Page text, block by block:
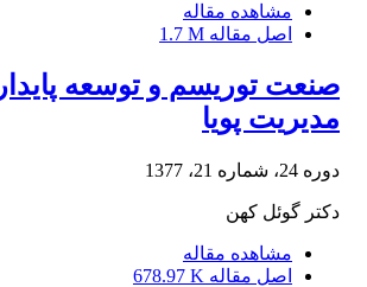
مشاهده مقاله
اصل مقاله 1.7 M
صنعت توریسم و توسعه
مدیریت پویا
دوره 24، شماره 21، 1377
دکتر گوئل کهن
مشاهده مقاله
اصل مقاله 678.97 K